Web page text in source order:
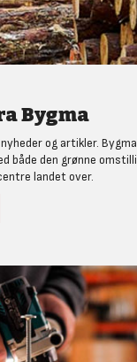
Bygma
og artikler.
både den grønne
landet over.